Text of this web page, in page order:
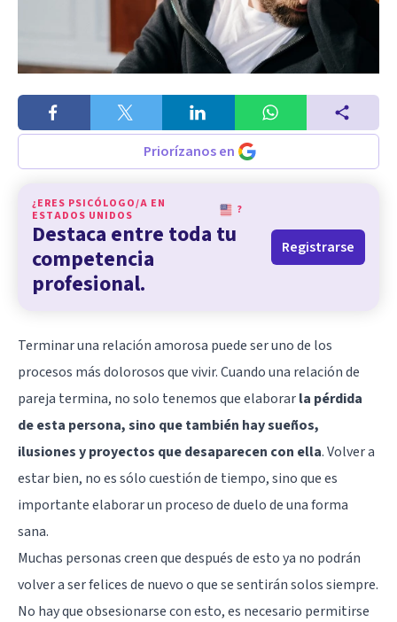
Priorízanos en
¿ERES PSICÓLOGO/A EN
ESTADOS UNIDOS
?
Destaca entre toda tu
competencia
profesional.
Registrarse
Terminar una relación amorosa puede ser uno de los
procesos más dolorosos que vivir. Cuando una relación de
pareja termina, no solo tenemos que elaborarla pérdida
de esta persona, sino que también hay sueños,
ilusiones y proyectos que desaparecen con ella. Volver a
estar bien, no es sólo cuestión de tiempo, sino que es
importante elaborar un proceso de duelo de una forma
sana.
Muchas personas creen que después de esto ya no podrán
volver a ser felices de nuevo o que se sentirán solos siempre.
No hay que obsesionarse con esto, es necesario permitirse